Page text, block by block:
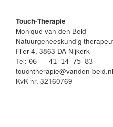
Touch-Therapie
Monique van den Beld
Natuurgeneeskundig
Flier 4, 3863 DA Nijkerk
Tel: 06 - 41 14 75 83
touchtherapie@vanden-beld.nl
KvK nr. 32160769